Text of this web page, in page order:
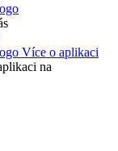
Více o aplikaci
na